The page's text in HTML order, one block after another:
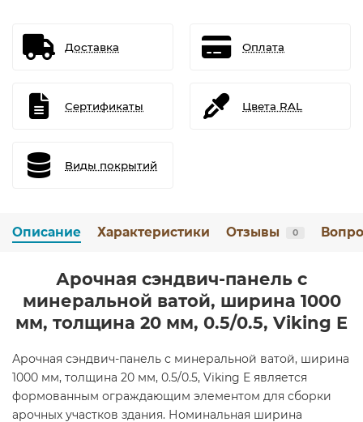
Доставка Оплата
Сертификаты Цвета RAL
Виды покрытий
Описание Характеристики Отзывы 0
Арочная сэндвич-панель с
минеральной ватой, ширина 1000
мм, толщина 20 мм, 0.5/0.5, Viking E
Арочная сэндвич-панель с минеральной ватой, ширина
1000 мм, толщина 20 мм, 0.5/0.5, Viking E является
формованным ограждающим элементом для сборки
арочных участков здания. Номинальная ширина